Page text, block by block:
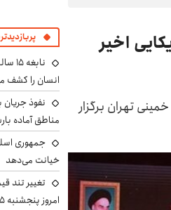
اخیر
تهران برگزار
انسان را کشف
نفوذ جریان
مناطق آماده
جمهوری
خیانت می‌دهد
تغییر تند
امروز پنجشنبه ۱۵ مرداد ۱۴۰۵ +جدول